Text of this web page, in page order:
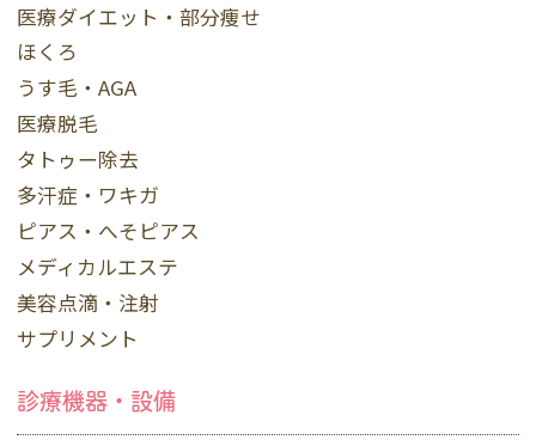
医療ダイエット・部分痩せ
ほくろ
うす毛・AGA
医療脱毛
タトゥー除去
多汗症・ワキガ
ピアス・へそピアス
メディカルエステ
美容点滴・注射
サプリメント
診療機器・設備